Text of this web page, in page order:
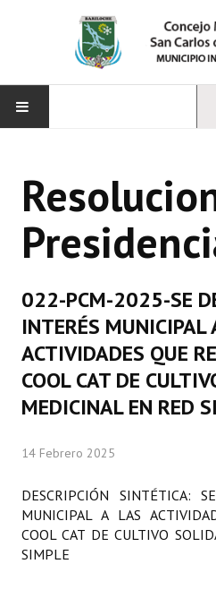
CONCEJO
Bloques Políticos
Comisiones Permanentes
Comisiones Especiales
Concejales Mandato Cumplido
Programas
LEGISLACIÓN
Constitución Nacional
Constitución Provincial
022-PCM-2025-SE
INTERÉS MUNICIPAL
ACTIVIDADES QUE
COOL CAT DE
MEDICINAL EN RED
14 Febrero 2025
DESCRIPCIÓN SINTÉTICA:
MUNICIPAL A LAS
COOL CAT DE CULTIVO
SIMPLE